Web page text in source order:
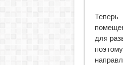
Теперь
для